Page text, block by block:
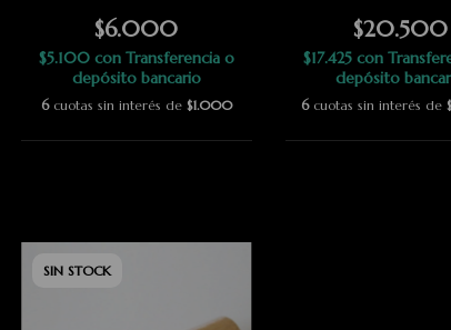
$6.000
$5.100 con Transferencia o
depósito bancario
6 cuotas sin interés de $1.000
$20.500
$17.425con
depósito
6 cuotas sin interés de
SIN STOCK